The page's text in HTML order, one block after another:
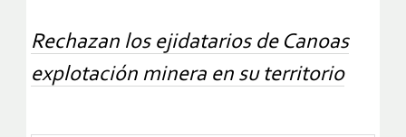
Rechazan los ejidatarios de Canoas
explotación minera en su territorio